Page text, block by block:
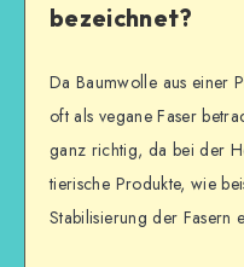
bezeichnet?
Da Baumwolle aus einer
oft als vegane Faser
ganz richtig, da bei der
tierische Produkte, wie
Stabilisierung der Fasern